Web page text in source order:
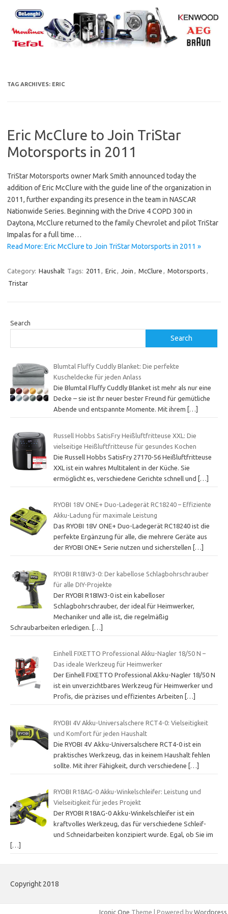
content
TAG ARCHIVES: ERIC
Eric McClure to Join TriStar
Motorsports in 2011
TriStar Motorsports owner Mark Smith announced today the
addition of Eric McClure with the guide line of the organization in
2011, further expanding its presence in the team in NASCAR
Nationwide Series. Beginning with the Drive 4 COPD 300 in
Daytona, McClure returned to the family Chevrolet and pilot TriStar
Impalas for a full time…
Read More: Eric McClure to Join TriStar Motorsports in 2011 »
Category: Haushalt Tags: 2011 , Eric, Join , McClure , Motorsports ,
Tristar
Search
Search
Blumtal Fluffy Cuddly Blanket: Die perfekte
Kuscheldecke für jeden Anlass
Die Blumtal Fluffy Cuddly Blanket ist mehr als nur eine
Decke – sie ist Ihr neuer bester Freund für gemütliche
Abende und entspannte Momente. Mit ihrem
[…]
Russell Hobbs SatisFry Heißluftfritteuse XXL: Die
vielseitige Heißluftfritteuse für gesundes Kochen
Die Russell Hobbs SatisFry 27170-56 Heißluftfritteuse
XXL ist ein wahres Multitalent in der Küche. Sie
ermöglicht es, verschiedene Gerichte schnell und […]
RYOBI 18V ONE+ Duo-Ladegerät RC18240 – Effiziente
Akku-Ladung für maximale Leistung
Das RYOBI 18V ONE+ Duo-Ladegerät RC18240 ist die
perfekte Ergänzung für alle, die mehrere Geräte aus
der RYOBI ONE+ Serie nutzen und sicherstellen
[…]
RYOBI R18IW3-0: Der kabellose Schlagbohrschrauber
für alle DIY-Projekte
Der RYOBI R18IW3-0 ist ein kabelloser
Schlagbohrschrauber, der ideal für Heimwerker,
Mechaniker und alle ist, die regelmäßig
Schraubarbeiten erledigen.
[…]
Einhell FIXETTO Professional Akku-Nagler 18/50 N –
Das ideale Werkzeug für Heimwerker
Der Einhell FIXETTO Professional Akku-Nagler 18/50 N
ist ein unverzichtbares Werkzeug für Heimwerker und
Profis, die präzises und effizientes Arbeiten
[…]
RYOBI 4V Akku-Universalschere RCT4-0: Vielseitigkeit
und Komfort für jeden Haushalt
Die RYOBI 4V Akku-Universalschere RCT4-0 ist ein
praktisches Werkzeug, das in keinem Haushalt fehlen
sollte. Mit ihrer Fähigkeit, durch verschiedene […]
RYOBI R18AG-0 Akku-Winkelschleifer: Leistung und
Vielseitigkeit für jedes Projekt
Der RYOBI R18AG-0 Akku-Winkelschleifer ist ein
kraftvolles Werkzeug, das für verschiedene Schleif-
und Schneidarbeiten konzipiert wurde. Egal, ob Sie im
[…]
Copyright 2018
Iconic One Theme | Powered by Wordpress